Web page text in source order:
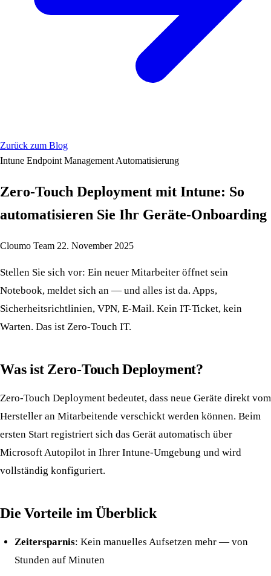
Zurück zum Blog
Intune Endpoint Management Automatisierung
Zero-Touch Deployment mit Intune: So
automatisieren Sie Ihr Geräte-Onboarding
Cloumo Team 22. November 2025
Stellen Sie sich vor: Ein neuer Mitarbeiter öffnet sein
Notebook, meldet sich an — und alles ist da. Apps,
Sicherheitsrichtlinien, VPN, E-Mail. Kein IT-Ticket, kein
Warten. Das ist Zero-Touch IT.
Was ist Zero-Touch Deployment?
Zero-Touch Deployment bedeutet, dass neue Geräte direkt vom
Hersteller an Mitarbeitende verschickt werden können. Beim
ersten Start registriert sich das Gerät automatisch über
Microsoft Autopilot in Ihrer Intune-Umgebung und wird
vollständig konfiguriert.
Die Vorteile im Überblick
Zeitersparnis: Kein manuelles Aufsetzen mehr — von
Stunden auf Minuten